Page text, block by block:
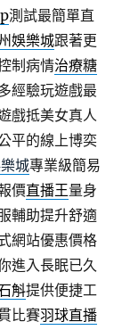
測試最簡單直
娛樂城跟著更
制病情治療糖
經驗玩遊戲最
戲抵美女真人
平的線上博奕
城專業級簡易
價直播王量身
輔助提升舒適
網站優惠價格
進入長眠已久
斛提供便捷工
比賽羽球直播